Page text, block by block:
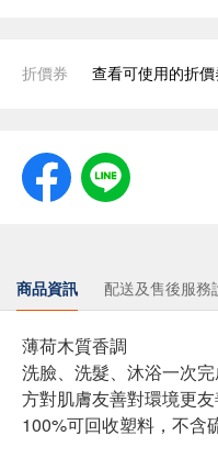
折價券 查看可使用的折價
商品資訊 配送及售後服務
薄荷木質香調
洗臉、洗髮、沐浴一次
方對肌膚友善對環境更
100%可回收塑料，不含